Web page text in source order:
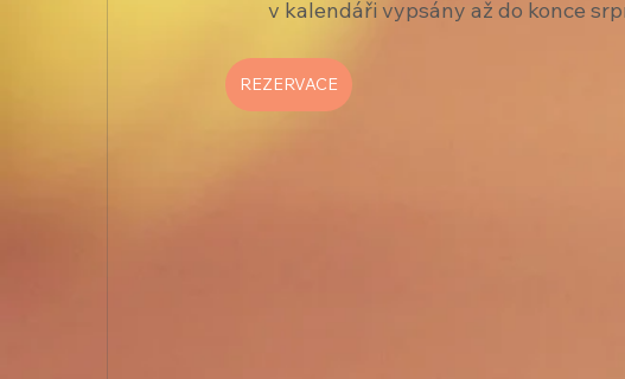
v kalendáři vypsány až do konce
REZERVACE